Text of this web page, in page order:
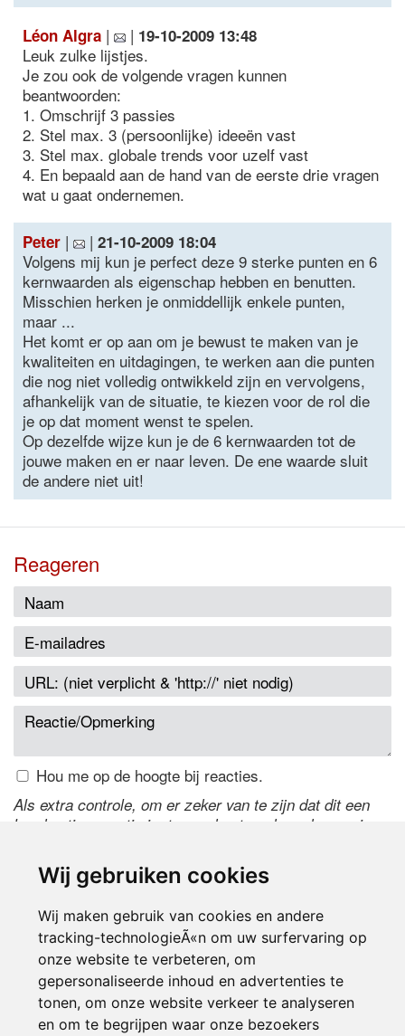
Wij gebruiken cookies
Wij maken gebruik van cookies en andere
tracking-technologieÃ«n om uw surfervaring op
onze website te verbeteren, om
gepersonaliseerde inhoud en advertenties te
tonen, om onze website verkeer te analyseren
en om te begrijpen waar onze bezoekers
Léon Algra | | 19-10-2009 13:48
Leuk zulke lijstjes.
Je zou ook de volgende vragen kunnen
beantwoorden:
1. Omschrijf 3 passies
2. Stel max. 3 (persoonlijke) ideeën vast
3. Stel max. globale trends voor uzelf vast
4. En bepaald aan de hand van de eerste drie vragen
wat u gaat ondernemen.
Peter | | 21-10-2009 18:04
Volgens mij kun je perfect deze 9 sterke punten en 6
kernwaarden als eigenschap hebben en benutten.
Misschien herken je onmiddellijk enkele punten,
maar ...
Het komt er op aan om je bewust te maken van je
kwaliteiten en uitdagingen, te werken aan die punten
die nog niet volledig ontwikkeld zijn en vervolgens,
afhankelijk van de situatie, te kiezen voor de rol die
je op dat moment wenst te spelen.
Op dezelfde wijze kun je de 6 kernwaarden tot de
jouwe maken en er naar leven. De ene waarde sluit
de andere niet uit!
Reageren
Hou me op de hoogte bij reacties.
Als extra controle, om er zeker van te zijn dat dit een
handmatige reactie is, typ onderstaande code over in
de code te wijzigen.